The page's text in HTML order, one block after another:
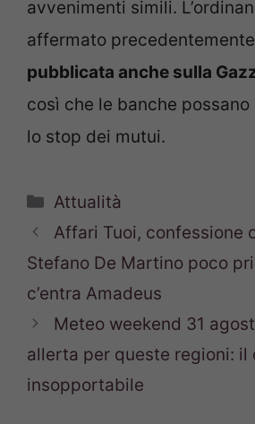
avvenimenti simili.
affermato
pubblicata anche sulla
così che le banche
lo stop dei mutui.
Categorie
Attualità
Affari Tuoi, confessione
Stefano De Martino poco
c’entra Amadeus
Meteo weekend 31
allerta per queste regioni: il
insopportabile